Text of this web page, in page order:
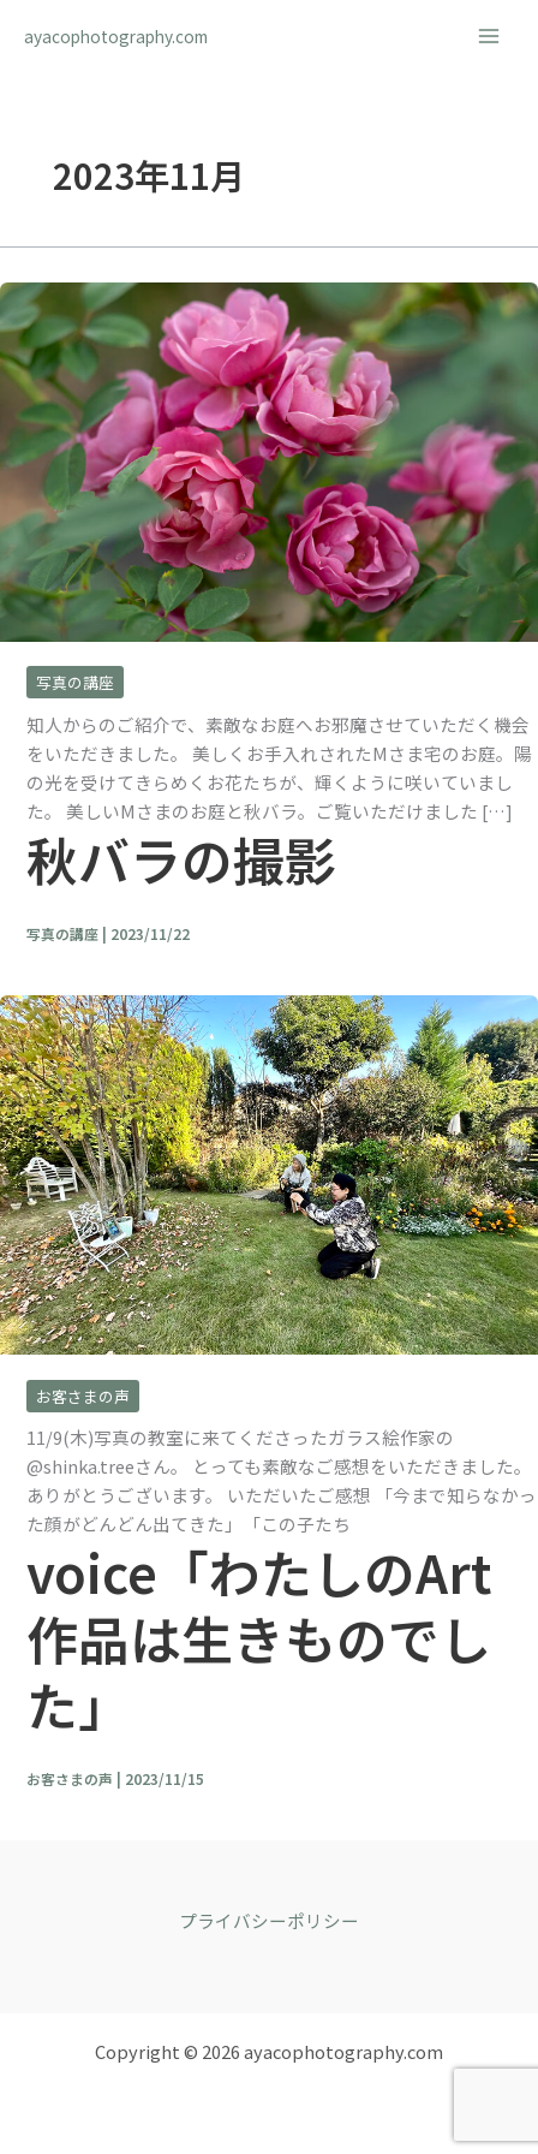
ayacophotography.com
2023年11月
写真の講座
知人からのご紹介で、素敵なお庭へお邪魔させていただく機会
をいただきました。 美しくお手入れされたMさま宅のお庭。陽
の光を受けてきらめくお花たちが、輝くように咲いていまし
た。 美しいMさまのお庭と秋バラ。ご覧いただけました […]
秋バラの撮影
写真の講座| 2023/11/22
お客さまの声
11/9(木)写真の教室に来てくださったガラス絵作家の
@shinka.treeさん。 とっても素敵なご感想をいただきました。
ありがとうございます。 いただいたご感想 「今まで知らなかっ
た顔がどんどん出てきた」「この子たち
voice「わたしのArt
作品は生きものでし
た」
お客さまの声 | 2023/11/15
プライバシーポリシー
Copyright © 2026 ayacophotography.com